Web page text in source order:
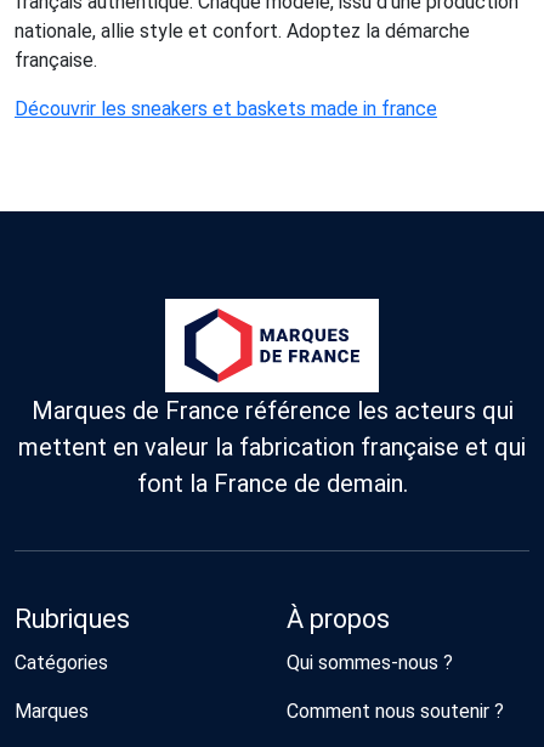
nationale, allie style et confort. Adoptez la démarche
française.
Découvrir les sneakers et baskets made in france
Marques de France référence les acteurs qui
mettent en valeur la fabrication française et qui
font la France de demain.
Rubriques
Catégories
Marques
À propos
Qui sommes-nous ?
Comment nous soutenir ?